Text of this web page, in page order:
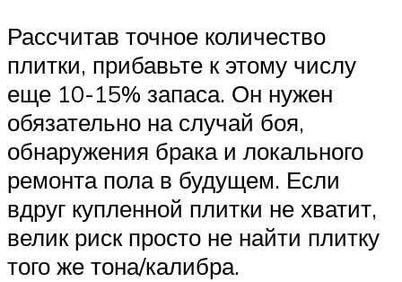
Рассчитав точное количество
плитки, прибавьте к этому числу
еще 10-15% запаса. Он нужен
обязательно на случай боя,
обнаружения брака и локального
ремонта пола в будущем. Если
вдруг купленной плитки не хватит,
велик риск просто не найти плитку
того же тона/калибра.